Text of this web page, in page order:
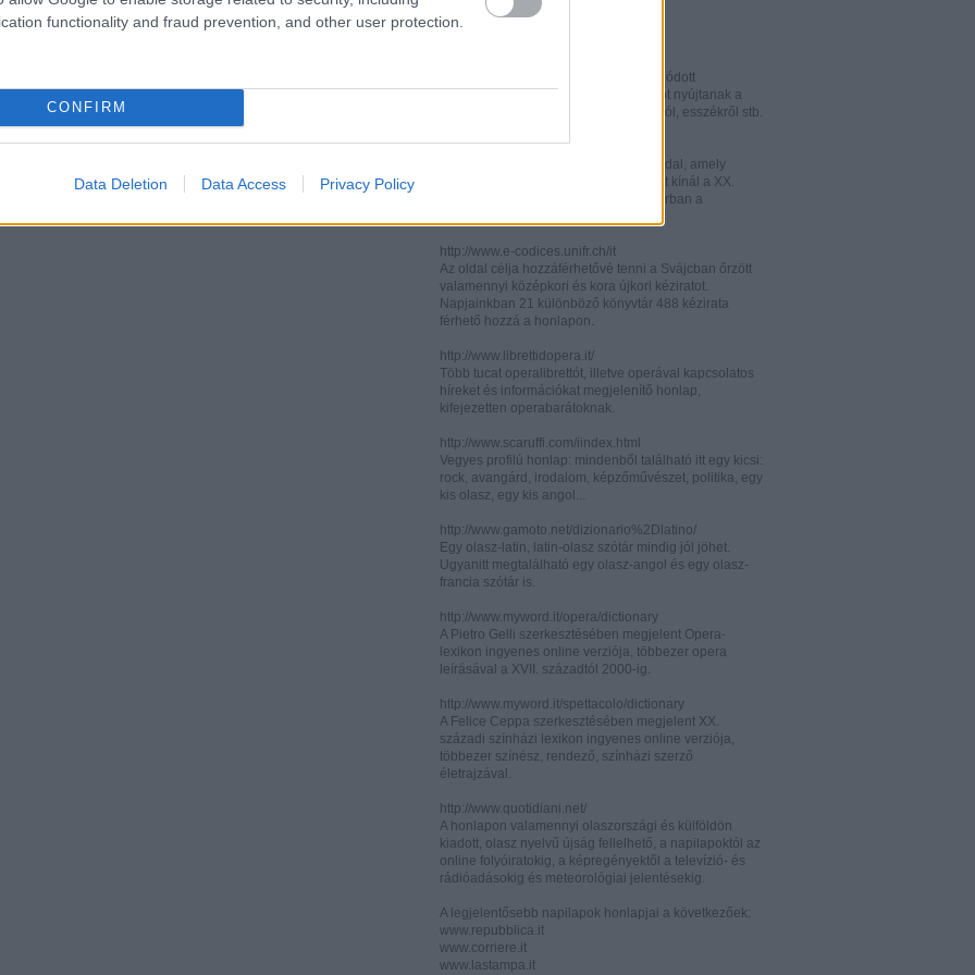
functionality and fraud prevention, and other user protection.
CONFIRM
Data Deletion Data Access Privacy Policy
http://www.italianistica.info/
Két, italianisztikai kutatásra specializálódott
információs portál - számos információt nyújtanak a
legújabb publikációkról, konferenciákról, esszékről stb.
http://digilander.libero.it/letteratura/
Könnyen áttkinthető irodalomkritikai oldal, amely
műelemzéseket és szerzői életrajzokat kínál a XX.
század elejéről. Célközönsége elsősorban a
http://www.e-codices.unifr.ch/it
Az oldal célja hozzáférhetővé tenni a Svájcban őrzött
valamennyi középkori és kora újkori kéziratot.
Napjainkban 21 különböző könyvtár 488 kézirata
férhető hozzá a honlapon.
http://www.librettidopera.it/
Több tucat operalibrettót, illetve operával kapcsolatos
híreket és információkat megjelenítő honlap,
kifejezetten operabarátoknak.
http://www.scaruffi.com/iindex.html
Vegyes profilú honlap: mindenből található itt egy kicsi:
rock, avangárd, irodalom, képzőművészet, politika, egy
kis olasz, egy kis angol...
http://www.gamoto.net/dizionario%2Dlatino/
Egy olasz-latin, latin-olasz szótár mindig jól jöhet.
Ugyanitt megtalálható egy olasz-angol és egy olasz-
francia szótár is.
http://www.myword.it/opera/dictionary
A Pietro Gelli szerkesztésében megjelent Opera-
lexikon ingyenes online verziója, többezer opera
leírásával a XVII. századtól 2000-ig.
http://www.myword.it/spettacolo/dictionary
A Felice Ceppa szerkesztésében megjelent XX.
századi színházi lexikon ingyenes online verziója,
többezer színész, rendező, színházi szerző
életrajzával.
http://www.quotidiani.net/
A honlapon valamennyi olaszországi és külföldön
kiadott, olasz nyelvű újság fellelhető, a napilapoktól az
online folyóiratokig, a képregényektől a televízió- és
rádióadásokig és meteorológiai jelentésekig.
A legjelentősebb napilapok honlapjai a következőek:
www.repubblica.it
www.corriere.it
www.lastampa.it